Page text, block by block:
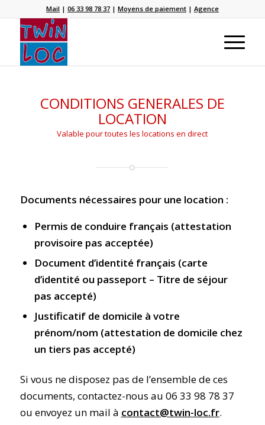
Mail | 06 33 98 78 37| Moyens de paiement| Agence
CONDITIONS GENERALES DE
LOCATION
Valable pour toutes les locations en direct
Documents nécessaires pour une location :
Permis de conduire français (attestation
provisoire pas acceptée)
Document d’identité français (carte
d’identité ou passeport – Titre de séjour
pas accepté)
Justificatif de domicile à votre
prénom/nom (attestation de domicile chez
un tiers pas accepté)
Si vous ne disposez pas de l’ensemble de ces
documents, contactez-nous au 06 33 98 78 37
ou envoyez un mail à contact@twin-loc.fr.